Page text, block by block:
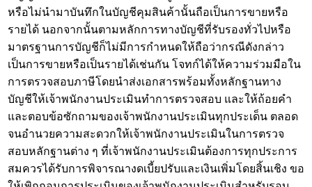
หรือไม่นำมาบันทึกในบัญชีคุมสินค้านั้นถือเป็นการขายหรือ
รายได้ นอกจากนั้นตามหลักการทางบัญชีที่รับรองทั่วไปหรือ
มาตรฐานการบัญชีก็ไม่มีการกำหนดให้ถือว่ากรณีดังกล่าว
เป็นการขายหรือเป็นรายได้เช่นกัน โจทก์ได้ให้ความร่วมมือใน
การตรวจสอบภาษีโดยนำส่งเอกสารพร้อมทั้งหลักฐานทาง
บัญชีให้เจ้าพนักงานประเมินทำการตรวจสอบ และให้ถ้อยคำ
และตอบข้อซักถามของเจ้าพนักงานประเมินทุกประเด็น ตลอด
จนอำนวยความสะดวกให้เจ้าพนักงานประเมินในการตรวจ
สอบหลักฐานต่าง ๆ ที่เจ้าพนักงานประเมินต้องการทุกประการ
สมควรได้รับการพิจารณางดเบี้ยปรับและเงินเพิ่มโดยสิ้นเชิง ขอ